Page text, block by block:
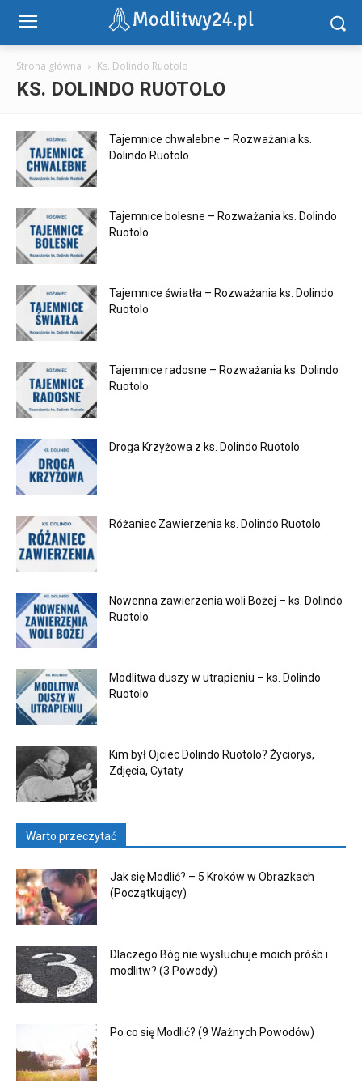
Strona główna Ks. Dolindo Ruotolo
KS. DOLINDO RUOTOLO
Tajemnice chwalebne – Rozważania ks.
Dolindo Ruotolo
Tajemnice bolesne – Rozważania ks. Dolindo
Ruotolo
Tajemnice światła – Rozważania ks. Dolindo
Ruotolo
Tajemnice radosne – Rozważania ks. Dolindo
Ruotolo
Droga Krzyżowa z ks. Dolindo Ruotolo
Różaniec Zawierzenia ks. Dolindo Ruotolo
Nowenna zawierzenia woli Bożej – ks. Dolindo
Ruotolo
Modlitwa duszy w utrapieniu – ks. Dolindo
Ruotolo
Kim był Ojciec Dolindo Ruotolo? Życiorys,
Zdjęcia, Cytaty
Warto przeczytać
Jak się Modlić? – 5 Kroków w Obrazkach
(Początkujący)
Dlaczego Bóg nie wysłuchuje moich próśb i
modlitw? (3 Powody)
Po co się Modlić? (9 Ważnych Powodów)